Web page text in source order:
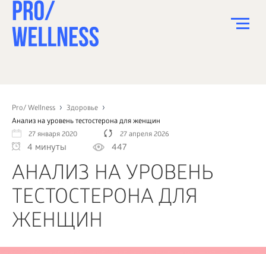
Pro/ Wellness
Здоровье
Анализ на уровень тестостерона для женщин
27 января 2020
27 апреля 2026
4 минуты 447
АНАЛИЗ НА УРОВЕНЬ
ТЕСТОСТЕРОНА ДЛЯ
ЖЕНЩИН
СПОРТ
ЗДОРОВЬЕ
КРАСОТА
ПСИХОЛОГИЯ
ДЕТИ
ДОМ
КАК?